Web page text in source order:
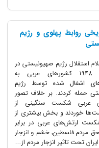
روابط پهلوی و رژیم
استقلال رژیم صهیونیستی در
14 می 1948 کشورهای عربی به
اشغال شده توسط رژیم
حمله کردند. بر خلاف تصور
عربی شکست سنگینی از
خوردند و بخش بیشتری از
ارتش‌های عربی در برابر
صهیونیست‌ها و همچنین جنایات آنان در حق مردم فلسطین٬ خشم و انزجار
تحت تاثیر انزجار مردم از...